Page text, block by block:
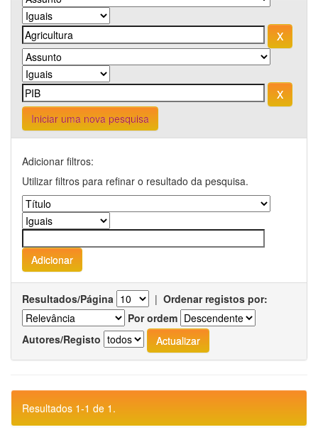
Iniciar uma nova pesquisa
Adicionar filtros:
Utilizar filtros para refinar o resultado da pesquisa.
Resultados/Página | Ordenar registos por:
Por ordem
Autores/Registo
Resultados 1-1 de 1.